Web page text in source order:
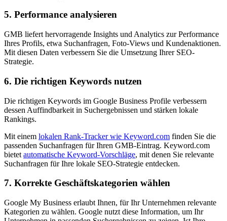
5. Performance analysieren
GMB liefert hervorragende Insights und Analytics zur Performance
Ihres Profils, etwa Suchanfragen, Foto-Views und Kundenaktionen.
Mit diesen Daten verbessern Sie die Umsetzung Ihrer SEO-
Strategie.
6. Die richtigen Keywords nutzen
Die richtigen Keywords im Google Business Profile verbessern
dessen Auffindbarkeit in Suchergebnissen und stärken lokale
Rankings.
Mit einem lokalen Rank-Tracker wie Keyword.com finden Sie die
passenden Suchanfragen für Ihren GMB-Eintrag. Keyword.com
bietet automatische Keyword-Vorschläge, mit denen Sie relevante
Suchanfragen für Ihre lokale SEO-Strategie entdecken.
7. Korrekte Geschäftskategorien wählen
Google My Business erlaubt Ihnen, für Ihr Unternehmen relevante
Kategorien zu wählen. Google nutzt diese Information, um Ihr